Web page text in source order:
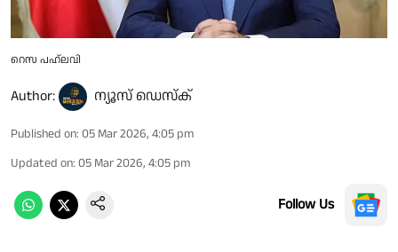
റെസ പഹ്ലവി
Author: ന്യൂസ് ഡെസ്ക്
Published on: 05 Mar 2026, 4:05 pm
Updated on: 05 Mar 2026, 4:05 pm
Follow Us